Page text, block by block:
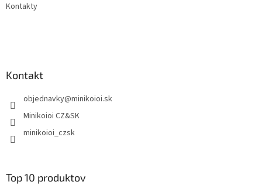
Kontakty
Kontakt
objednavky@minikoioi.sk
Minikoioi CZ&SK
minikoioi_czsk
Top 10 produktov